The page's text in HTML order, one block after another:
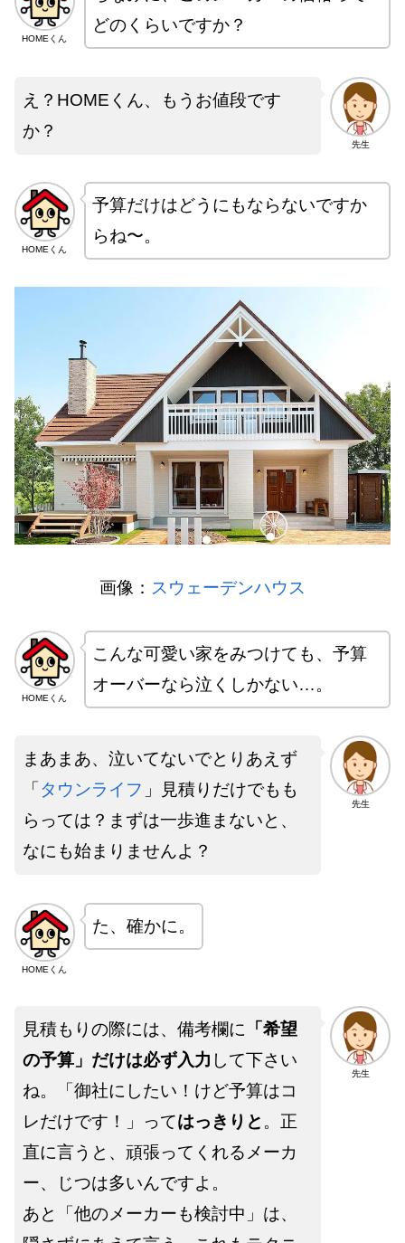
HOMEくん
どのくらいですか？
先生
え？HOMEくん、もうお値段です
か？
HOMEくん
予算だけはどうにもならないですか
らね〜。
画像： スウェーデンハウス
HOMEくん
こんな可愛い家をみつけても、予算
オーバーなら泣くしかない…。
先生
まあまあ、泣いてないでとりあえず
「 タウンライフ 」見積りだけでもも
らっては？まずは一歩進まないと、
なにも始まりませんよ？
HOMEくん
た、確かに。
先生
見積もりの際には、備考欄に 「希望
の予算」だけは必ず入力 して下さい
ね。「御社にしたい！けど予算はコ
レだけです！」ってはっきりと 。正
直に言うと、頑張ってくれるメーカ
ー、じつは多いんですよ。
あと「他のメーカーも検討中」は、